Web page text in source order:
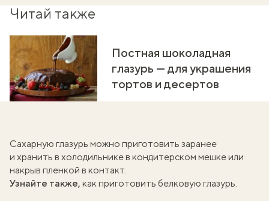
Читай также
Постная шоколадная
глазурь — для украшения
тортов и десертов
Сахарную глазурь можно приготовить заранее
и хранить в холодильнике в кондитерском мешке или
накрыв пленкой в контакт.
Узнайте также, как приготовить белковую глазурь